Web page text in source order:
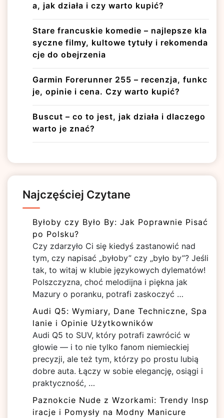
a, jak działa i czy warto kupić?
Stare francuskie komedie – najlepsze kla
syczne filmy, kultowe tytuły i rekomenda
cje do obejrzenia
Garmin Forerunner 255 – recenzja, funkc
je, opinie i cena. Czy warto kupić?
Buscut – co to jest, jak działa i dlaczego
warto je znać?
Najczęściej Czytane
Byłoby czy Było By: Jak Poprawnie Pisać
po Polsku?
Czy zdarzyło Ci się kiedyś zastanowić nad
tym, czy napisać „byłoby” czy „było by”? Jeśli
tak, to witaj w klubie językowych dylematów!
Polszczyzna, choć melodijna i piękna jak
Mazury o poranku, potrafi zaskoczyć …
Audi Q5: Wymiary, Dane Techniczne, Spa
lanie i Opinie Użytkowników
Audi Q5 to SUV, który potrafi zawrócić w
głowie — i to nie tylko fanom niemieckiej
precyzji, ale też tym, którzy po prostu lubią
dobre auta. Łączy w sobie elegancję, osiągi i
praktyczność, …
Paznokcie Nude z Wzorkami: Trendy Insp
iracje i Pomysły na Modny Manicure